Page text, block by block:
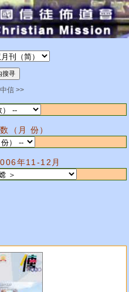
信 >>
（月 份）
年11-12月